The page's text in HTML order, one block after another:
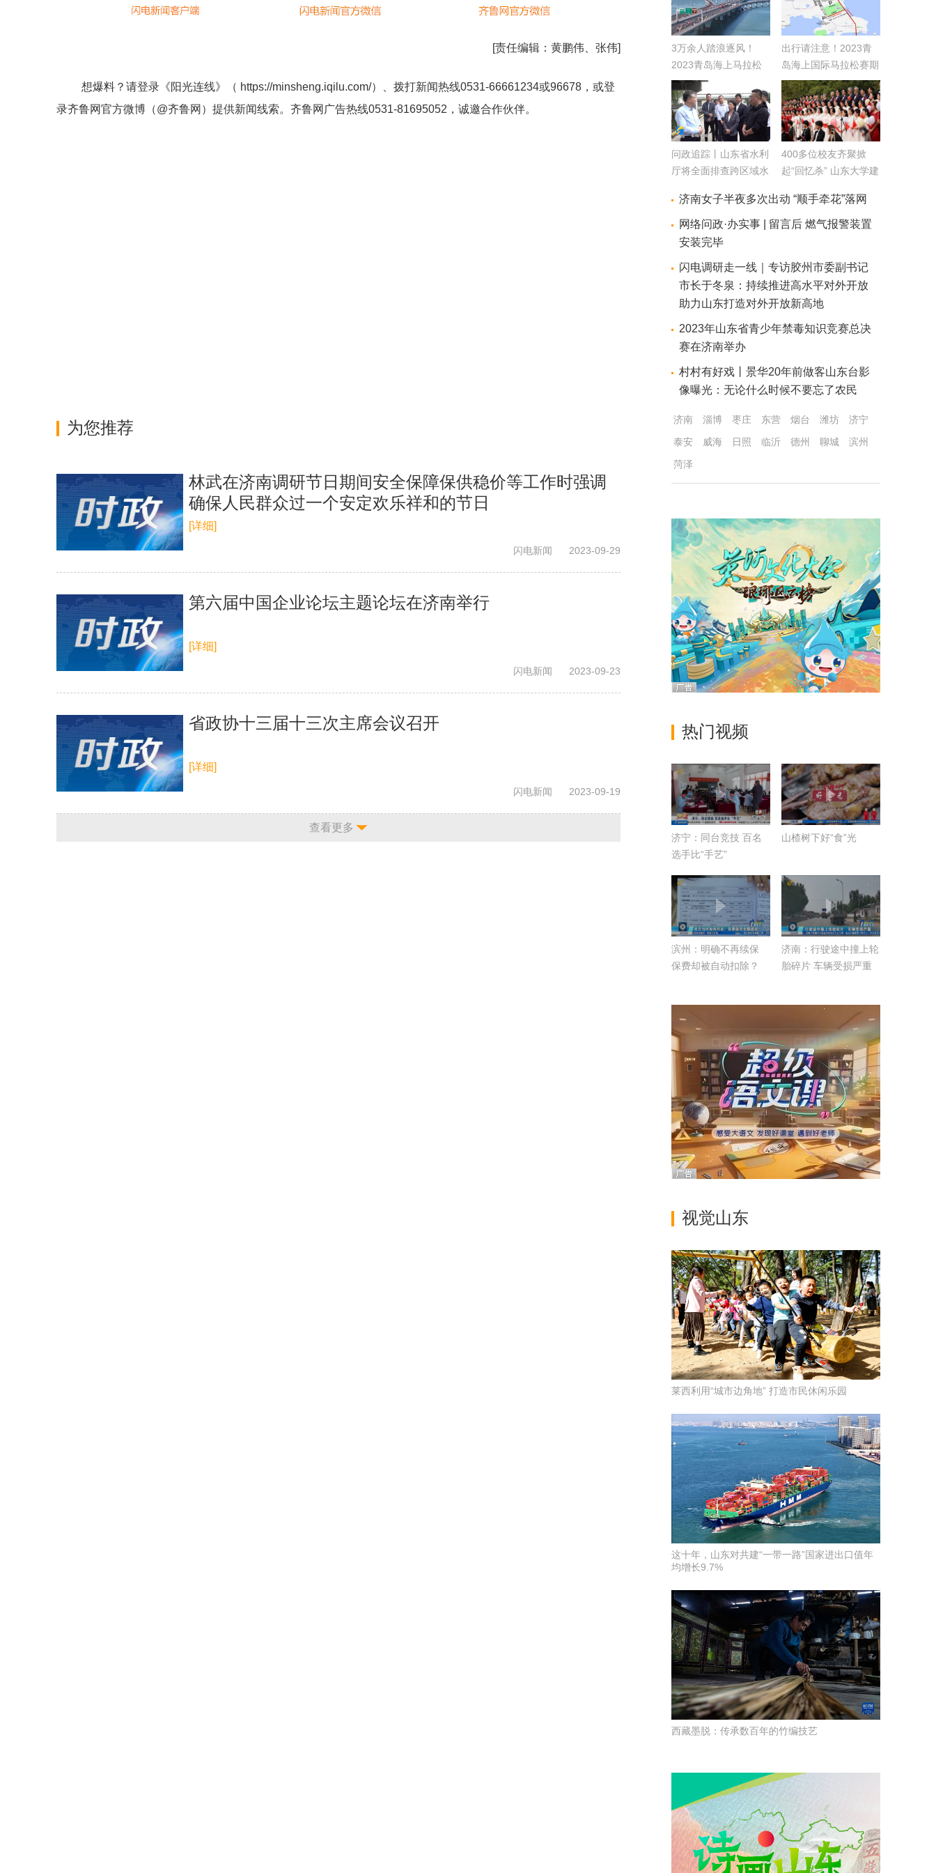
[责任编辑： 黄鹏伟、张伟]
想爆料？请登录《阳光连线》（ https://minsheng.iqilu.com/）、拨打新闻热线0531-66661234或96678，或登
录齐鲁网官方微博（@齐鲁网 ）提供新闻线索。齐鲁网广告热线0531-81695052 ，诚邀合作伙伴。
为您推荐
林武在济南调研节日期间安全保障保供稳价等工作时强调
确保人民群众过一个安定欢乐祥和的节日
[详细]
闪电新闻 2023-09-29
第六届中国企业论坛主题论坛在济南举行
[详细]
闪电新闻 2023-09-23
省政协十三届十三次主席会议召开
[详细]
闪电新闻 2023-09-19
查看更多
3万余人踏浪逐风！
2023青岛海上马拉松
鸣枪开跑
出行请注意！2023青
岛海上国际马拉松赛期
间 这些道路实行交通
管制
问政追踪丨山东省水利
厅将全面排查跨区域水
通过长效机制规范沟通
协调渠道
400多位校友齐聚掀
起“回忆杀” 山东大学建
幕
济南女子半夜多次出动 “顺手牵花”落网
网络问政·办实事 | 留言后 燃气报警装置
安装完毕
闪电调研走一线｜专访胶州市委副书记
市长于冬泉：持续推进高水平对外开放
助力山东打造对外开放新高地
2023年山东省青少年禁毒知识竞赛总决
赛在济南举办
村村有好戏丨景华20年前做客山东台影
像曝光：无论什么时候不要忘了农民
济南 淄博 枣庄 东营 烟台 潍坊
济宁
泰安
威海 日照 临沂 德州 聊城
滨州
菏泽
热门视频
济宁：同台竞技 百名
选手比“手艺”
山楂树下好“食”光
滨州：明确不再续保
保费却被自动扣除？
济南：行驶途中撞上轮
胎碎片 车辆受损严重
视觉山东
莱西利用“城市边角地” 打造市民休闲乐园
这十年，山东对共建“一带一路”国家进出口值年
均增长9.7%
西藏墨脱：传承数百年的竹编技艺